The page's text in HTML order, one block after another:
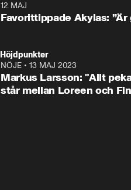
12 MAJ
Favorittippade Akylas: ”Är
Höjdpunkter
NÖJE • 13 MAJ 2023
Markus Larsson: "Allt
står mellan Loreen och